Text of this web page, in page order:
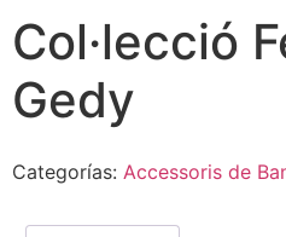
Col·lecció
Gedy
Categorías: Accessoris de